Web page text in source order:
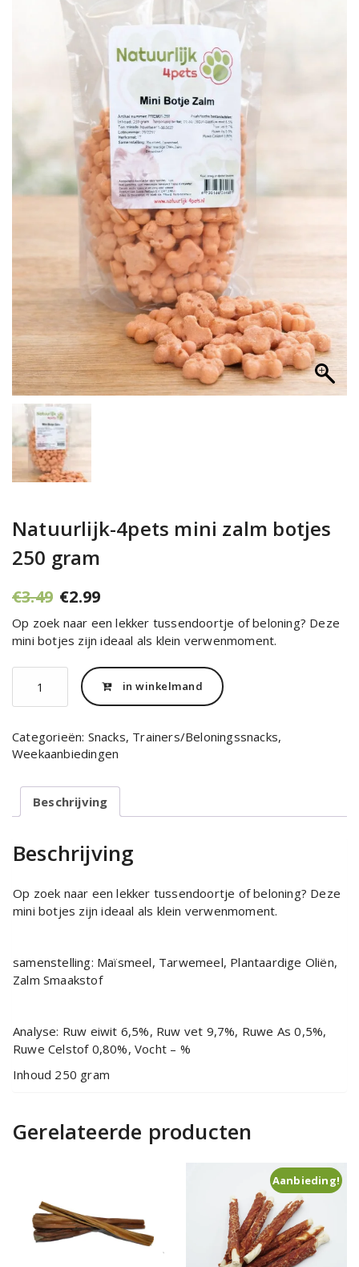
Natuurlijk-4pets mini zalm botjes
250 gram
€3.49 Oorspronkelijke
was:
€3.49.
€2.99
prijs
is:
€2.99.
Op zoek naar een lekker tussendoortje of beloning? Deze
mini botjes zijn ideaal als klein verwenmoment.
4pets
mini
botjes
250
aantal
in winkelmand
Categorieën: Snacks, Trainers/Beloningssnacks,
Weekaanbiedingen
Beschrijving
Beschrijving
Op zoek naar een lekker tussendoortje of beloning? Deze
mini botjes zijn ideaal als klein verwenmoment.
samenstelling: Maïsmeel, Tarwemeel, Plantaardige Oliën,
Zalm Smaakstof
Analyse: Ruw eiwit 6,5%, Ruw vet 9,7%, Ruwe As 0,5%,
Ruwe Celstof 0,80%, Vocht – %
Inhoud 250 gram
Gerelateerde producten
Aanbieding!